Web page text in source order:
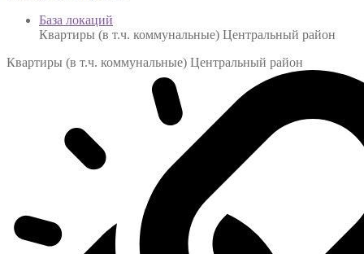
База локаций
Квартиры (в т.ч. коммунальные) Центральный район
Квартиры (в т.ч. коммунальные) Центральный район